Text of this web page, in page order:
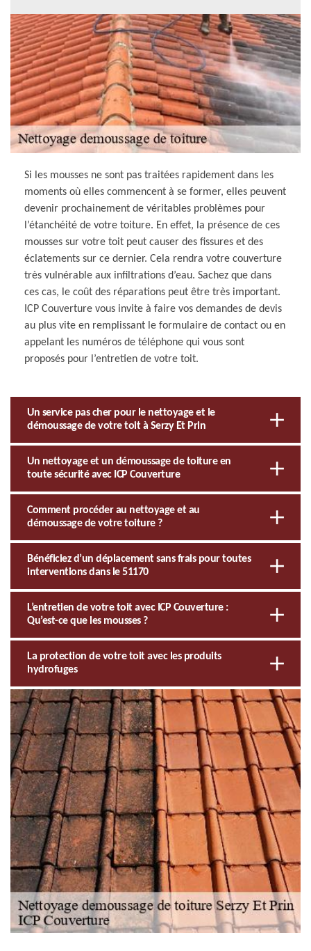
Si les mousses ne sont pas traitées rapidement dans les
moments où elles commencent à se former, elles peuvent
devenir prochainement de véritables problèmes pour
l’étanchéité de votre toiture. En effet, la présence de ces
mousses sur votre toit peut causer des fissures et des
éclatements sur ce dernier. Cela rendra votre couverture
très vulnérable aux infiltrations d’eau. Sachez que dans
ces cas, le coût des réparations peut être très important.
ICP Couverture vous invite à faire vos demandes de devis
au plus vite en remplissant le formulaire de contact ou en
appelant les numéros de téléphone qui vous sont
proposés pour l’entretien de votre toit.
Un service pas cher pour le nettoyage et le
démoussage de votre toit à Serzy Et Prin
Un nettoyage et un démoussage de toiture en
toute sécurité avec ICP Couverture
Comment procéder au nettoyage et au
démoussage de votre toiture ?
Bénéficiez d’un déplacement sans frais pour toutes
interventions dans le 51170
L’entretien de votre toit avec ICP Couverture :
Qu’est-ce que les mousses ?
La protection de votre toit avec les produits
hydrofuges